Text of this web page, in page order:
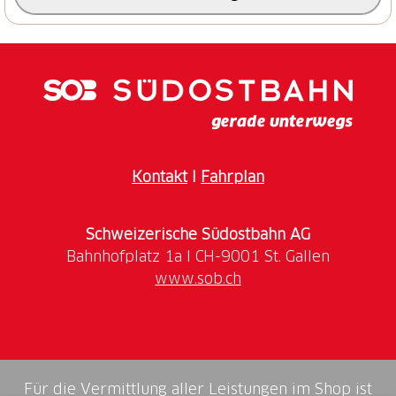
(im Sommer geöffnet), wo man weitere
Informationen über die Region erhalten kann.
Es wird die Passstraße nochmals überquert und von
hier aus geht es zunächst über den Wanderweg und
dann über einen flachen Schotterweg bis zur Quelle
Man kann es berühren, es ist klar und rein.
Über eine kleine Brücke gelangt man zur Alp del
Der Rückweg führt nach Acquacalda entlang des
KontaktI Fahrplan
Schweizerische Südostbahn AG
www.sob.ch
Für die Vermittlung aller Leistungen im Shop ist